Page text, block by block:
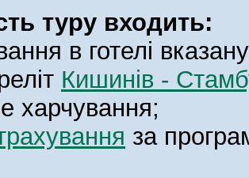
туру входить:
в готелі
Кишинів -
харчування;
за